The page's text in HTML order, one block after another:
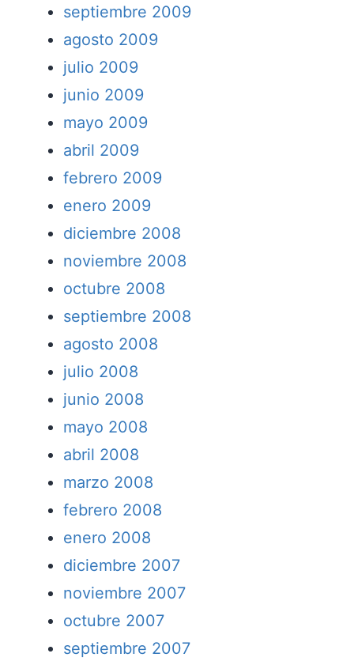
septiembre 2009
agosto 2009
julio 2009
junio 2009
mayo 2009
abril 2009
febrero 2009
enero 2009
diciembre 2008
noviembre 2008
octubre 2008
septiembre 2008
agosto 2008
julio 2008
junio 2008
mayo 2008
abril 2008
marzo 2008
febrero 2008
enero 2008
diciembre 2007
noviembre 2007
octubre 2007
septiembre 2007